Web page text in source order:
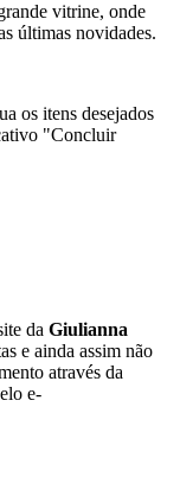
vitrine, onde
últimas novidades.
os itens desejados
"Concluir
da Giulianna
e ainda assim não
através da
e-